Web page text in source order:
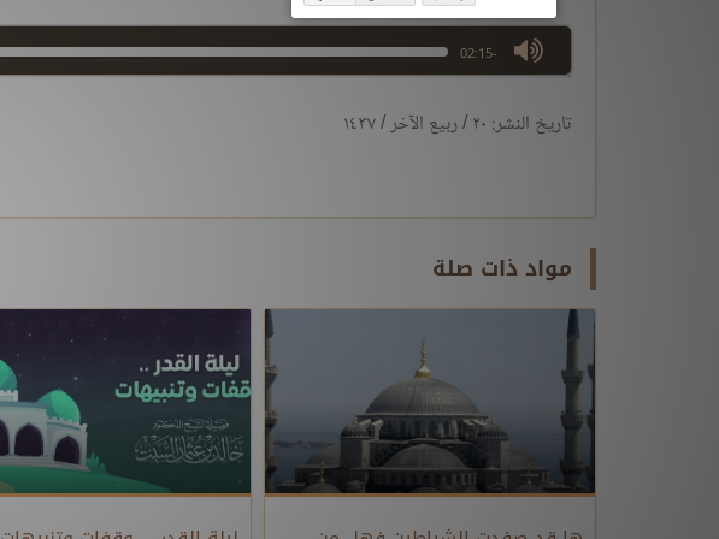
-02:15
max volume
تاريخ النشر: ٢٠ / ربيع الآخر / ١٤٣٧
مواد ذات صلة